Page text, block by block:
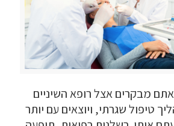
מבקרים אצל רופא השיניים
טיפול שגרתי, ויוצאים עם יותר